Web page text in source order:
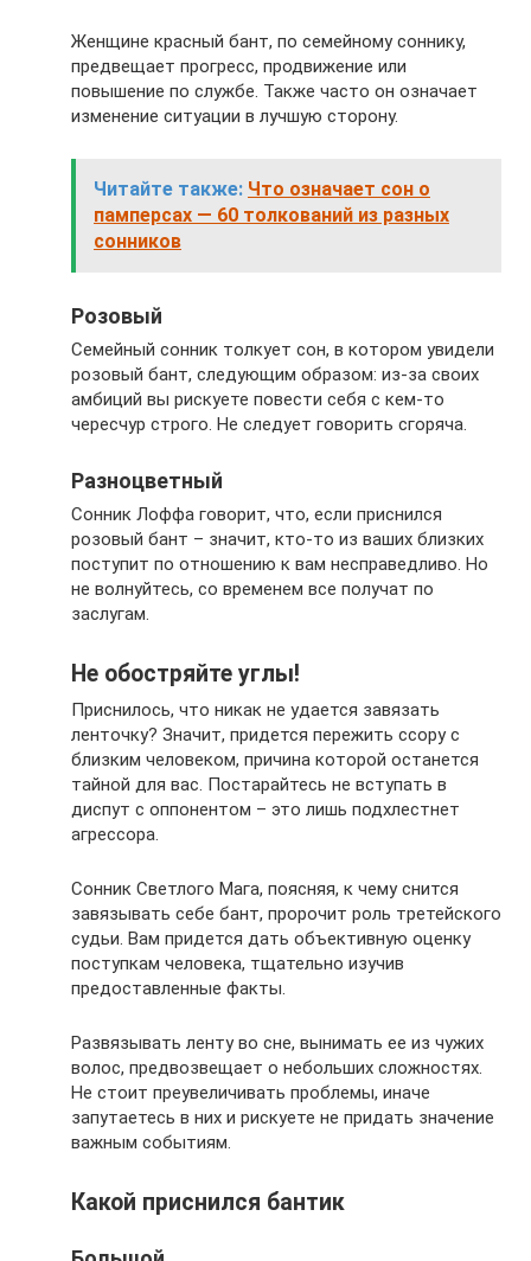
Женщине красный бант, по семейному соннику,
предвещает прогресс, продвижение или
повышение по службе. Также часто он означает
изменение ситуации в лучшую сторону.
Читайте также: Что означает сон о
памперсах — 60 толкований из разных
сонников
Розовый
Семейный сонник толкует сон, в котором увидели
розовый бант, следующим образом: из-за своих
амбиций вы рискуете повести себя с кем-то
чересчур строго. Не следует говорить сгоряча.
Разноцветный
Сонник Лоффа говорит, что, если приснился
розовый бант – значит, кто-то из ваших близких
поступит по отношению к вам несправедливо. Но
не волнуйтесь, со временем все получат по
заслугам.
Не обостряйте углы!
Приснилось, что никак не удается завязать
ленточку? Значит, придется пережить ссору с
близким человеком, причина которой останется
тайной для вас. Постарайтесь не вступать в
диспут с оппонентом – это лишь подхлестнет
агрессора.
Сонник Светлого Мага, поясняя, к чему снится
завязывать себе бант, пророчит роль третейского
судьи. Вам придется дать объективную оценку
поступкам человека, тщательно изучив
предоставленные факты.
Развязывать ленту во сне, вынимать ее из чужих
волос, предвозвещает о небольших сложностях.
Не стоит преувеличивать проблемы, иначе
запутаетесь в них и рискуете не придать значение
важным событиям.
Какой приснился бантик